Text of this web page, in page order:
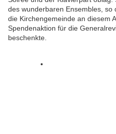
des wunderbaren Ensembles, so
die Kirchengemeinde an diesem
Spendenaktion für die
beschenkte.